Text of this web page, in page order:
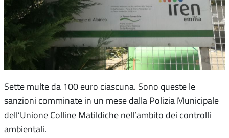
Sette multe da 100 euro ciascuna. Sono queste le
sanzioni comminate in un mese dalla Polizia Municipale
dell’Unione Colline Matildiche nell’ambito dei controlli
ambientali.